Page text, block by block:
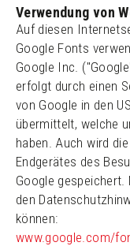
Verwendung von
Auf diesen
Google Fonts
Google Inc.
erfolgt durch einen
von Google in den
übermittelt, welche
haben. Auch wird
Endgerätes des
Google
den
können:
www.google.com/